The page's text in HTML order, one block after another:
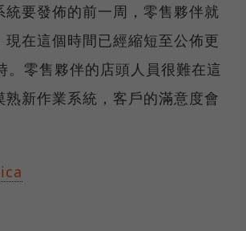
統要發佈的前一周，零售夥伴就
現在這個時間已經縮短至公佈更
。零售夥伴的店頭人員很難在這
熟新作業系統，客戶的滿意度會